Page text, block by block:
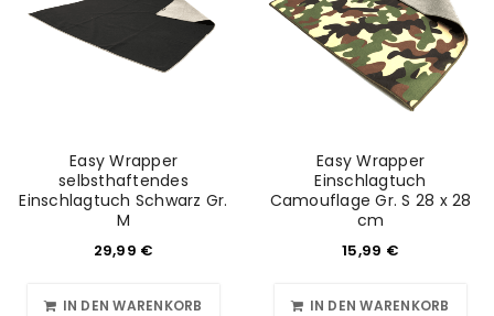
Easy Wrapper
selbsthaftendes
Einschlagtuch Schwarz Gr.
M
29,99 €
IN DEN WARENKORB
Easy Wrapper
Einschlagtuch
Camouflage Gr. S 28 x 28
cm
15,99 €
IN DEN WARENKORB